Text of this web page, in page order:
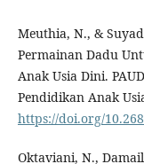
Meuthia, N., &
Permainan Dadu
Anak Usia Dini.
Pendidikan Anak
https://doi.org/
Oktaviani, N.,